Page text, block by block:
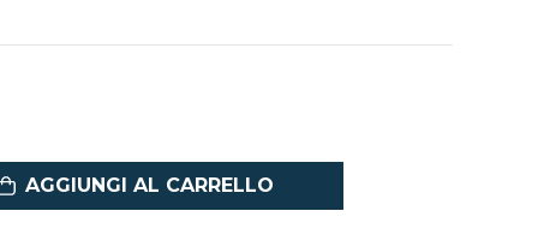
AGGIUNGI AL CARRELLO